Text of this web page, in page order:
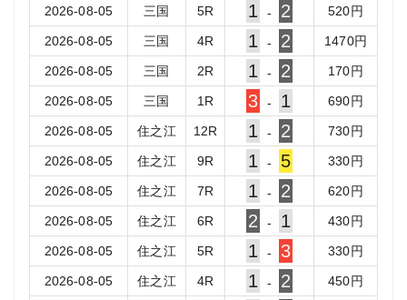
2026-08-05 三国 5R 1 - 2 520円
2026-08-05 三国 4R 1 - 2 1470円
2026-08-05 三国 2R 1 - 2 170円
2026-08-05 三国 1 R 3 - 1 690円
2026-08-05 住之江 12R 1 - 2 730円
2026-08-05 住之江 9R 1 - 5 330円
2026-08-05 住之江 7R 1 - 2 620円
2026-08-05 住之江 6R 2 - 1 430円
2026-08-05 住之江 5R 1 - 3 330円
2026-08-05 住之江 4R 1 - 2 450円